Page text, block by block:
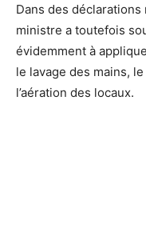
Dans des
ministre a toutefois
évidemment à
le lavage des mains,
l’aération des locaux.